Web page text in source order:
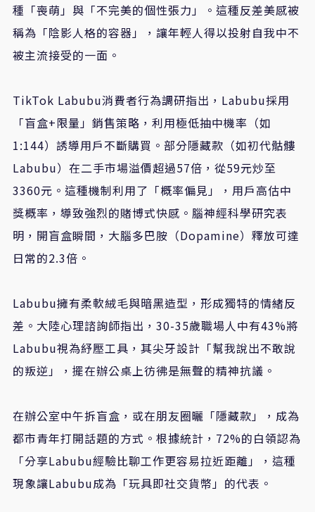
種「喪萌」與「不完美的個性張力」。這種反差美感被
稱為「陰影人格的容器」，讓年輕人得以投射自我中不
被主流接受的一面。
TikTok Labubu消費者行為調研指出，Labubu採用
「盲盒+限量」銷售策略，利用極低抽中機率（如
1:144）誘導用戶不斷購買。部分隱藏款（如初代骷髏
Labubu）在二手市場溢價超過57倍，從59元炒至
3360元。這種機制利用了「概率偏見」，用戶高估中
獎概率，導致強烈的賭博式快感。腦神經科學研究表
明，開盲盒瞬間，大腦多巴胺（Dopamine）釋放可達
日常的2.3倍。
Labubu擁有柔軟絨毛與暗黑造型，形成獨特的情緒反
差。大陸心理諮詢師指出，30-35歲職場人中有43%將
Labubu視為紓壓工具，其尖牙設計「幫我說出不敢說
的叛逆」，擺在辦公桌上彷彿是無聲的精神抗議。
在辦公室中午拆盲盒，或在朋友圈曬「隱藏款」，成為
都市青年打開話題的方式。根據統計，72%的白領認為
「分享Labubu經驗比聊工作更容易拉近距離」，這種
現象讓Labubu成為「玩具即社交貨幣」的代表。